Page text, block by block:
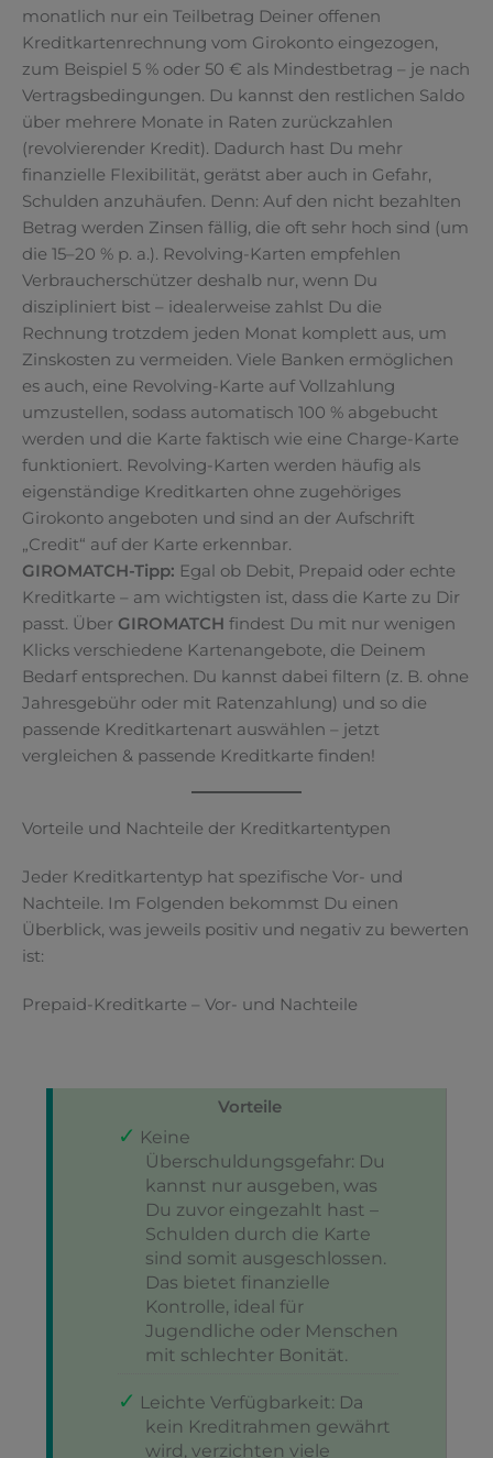
monatlich nur ein Teilbetrag Deiner offenen
Kreditkartenrechnung vom Girokonto eingezogen,
zum Beispiel 5 % oder 50 € als Mindestbetrag – je nach
Vertragsbedingungen. Du kannst den restlichen Saldo
über mehrere Monate in Raten zurückzahlen
(revolvierender Kredit). Dadurch hast Du mehr
finanzielle Flexibilität, gerätst aber auch in Gefahr,
Schulden anzuhäufen. Denn: Auf den nicht bezahlten
Betrag werden Zinsen fällig, die oft sehr hoch sind (um
die 15–20 % p. a.). Revolving-Karten empfehlen
Verbraucherschützer deshalb nur, wenn Du
diszipliniert bist – idealerweise zahlst Du die
Rechnung trotzdem jeden Monat komplett aus, um
Zinskosten zu vermeiden. Viele Banken ermöglichen
es auch, eine Revolving-Karte auf Vollzahlung
umzustellen, sodass automatisch 100 % abgebucht
werden und die Karte faktisch wie eine Charge-Karte
funktioniert. Revolving-Karten werden häufig als
eigenständige Kreditkarten ohne zugehöriges
Girokonto angeboten und sind an der Aufschrift
„Credit“ auf der Karte erkennbar.
GIROMATCH-Tipp: Egal ob Debit, Prepaid oder echte
Kreditkarte – am wichtigsten ist, dass die Karte zu Dir
passt. Über GIROMATCH findest Du mit nur wenigen
Klicks verschiedene Kartenangebote, die Deinem
Bedarf entsprechen. Du kannst dabei filtern (z. B. ohne
Jahresgebühr oder mit Ratenzahlung) und so die
passende Kreditkartenart auswählen – jetzt
vergleichen & passende Kreditkarte finden!
Vorteile und Nachteile der Kreditkartentypen
Jeder Kreditkartentyp hat spezifische Vor- und
Nachteile. Im Folgenden bekommst Du einen
Überblick, was jeweils positiv und negativ zu bewerten
ist:
Prepaid-Kreditkarte – Vor- und Nachteile
Vorteile
Keine
Überschuldungsgefahr: Du
kannst nur ausgeben, was
Du zuvor eingezahlt hast –
Schulden durch die Karte
sind somit ausgeschlossen.
Das bietet finanzielle
Kontrolle, ideal für
Jugendliche oder Menschen
mit schlechter Bonität.
Leichte Verfügbarkeit: Da
kein Kreditrahmen gewährt
wird, verzichten viele